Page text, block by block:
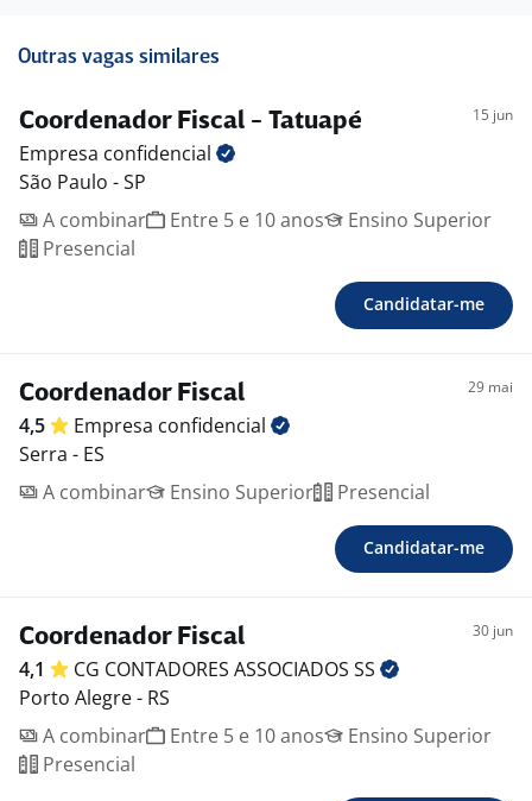
Outras vagas similares
Coordenador Fiscal - Tatuapé 15 jun
Empresa confidencial
São Paulo - SP
A combinar
Entre 5 e 10 anos
Ensino Superior
Presencial
Candidatar-me
Coordenador Fiscal 29 mai
4,5 Empresa confidencial
Serra - ES
A combinar
Ensino Superior Presencial
Candidatar-me
Coordenador Fiscal 30 jun
4,1 CG CONTADORES ASSOCIADOS SS
Porto Alegre - RS
A combinar
Entre 5 e 10 anos
Ensino Superior
Presencial